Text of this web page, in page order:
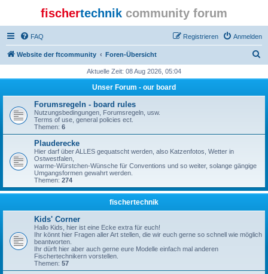
fischertechnik community forum
FAQ Anmelden
Registrieren
Website der ftcommunity Foren-Übersicht
h
Aktuelle Zeit: 08 Aug 2026, 05:04
Unser Forum - our board
Forumsregeln - board rules
Nutzungsbedingungen, Forumsregeln, usw.
Terms of use, general policies ect.
Themen: 6
Plauderecke
Hier darf über ALLES gequatscht werden, also Katzenfotos, Wetter in
Ostwestfalen,
warme-Würstchen-Wünsche für Conventions und so weiter, solange gängige
Umgangsformen gewahrt werden.
Themen: 274
fischertechnik
Kids' Corner
Hallo Kids, hier ist eine Ecke extra für euch!
Ihr könnt hier Fragen aller Art stellen, die wir euch gerne so schnell wie möglich
beantworten.
Ihr dürft hier aber auch gerne eure Modelle einfach mal anderen
Fischertechnikern vorstellen.
Themen: 57